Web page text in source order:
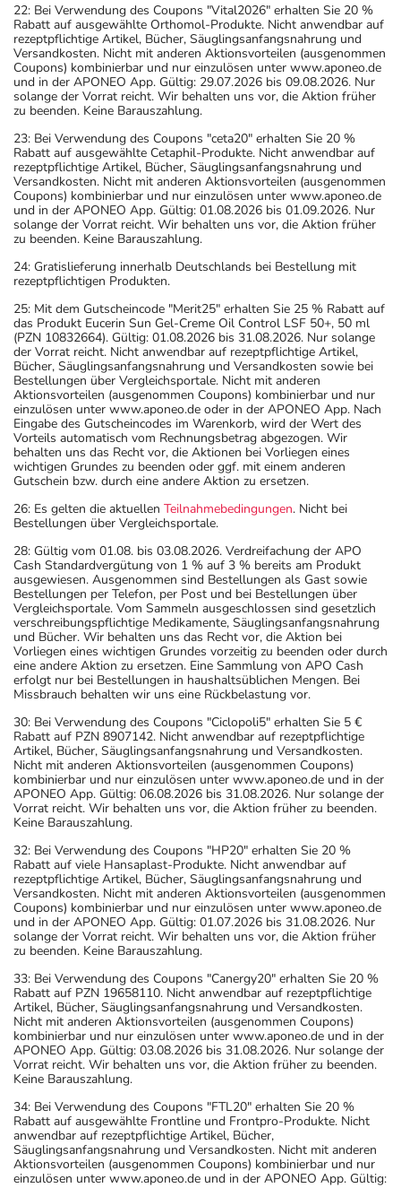
22: Bei Verwendung des Coupons "Vital2026" erhalten Sie 20 %
Rabatt auf ausgewählte Orthomol-Produkte. Nicht anwendbar auf
rezeptpflichtige Artikel, Bücher, Säuglingsanfangsnahrung und
Versandkosten. Nicht mit anderen Aktionsvorteilen (ausgenommen
Coupons) kombinierbar und nur einzulösen unter www.aponeo.de
und in der APONEO App. Gültig: 29.07.2026 bis 09.08.2026. Nur
solange der Vorrat reicht. Wir behalten uns vor, die Aktion früher
zu beenden. Keine Barauszahlung.
23: Bei Verwendung des Coupons "ceta20" erhalten Sie 20 %
Rabatt auf ausgewählte Cetaphil-Produkte. Nicht anwendbar auf
rezeptpflichtige Artikel, Bücher, Säuglingsanfangsnahrung und
Versandkosten. Nicht mit anderen Aktionsvorteilen (ausgenommen
Coupons) kombinierbar und nur einzulösen unter www.aponeo.de
und in der APONEO App. Gültig: 01.08.2026 bis 01.09.2026. Nur
solange der Vorrat reicht. Wir behalten uns vor, die Aktion früher
zu beenden. Keine Barauszahlung.
24: Gratislieferung innerhalb Deutschlands bei Bestellung mit
rezeptpflichtigen Produkten.
25: Mit dem Gutscheincode "Merit25" erhalten Sie 25 % Rabatt auf
das Produkt Eucerin Sun Gel-Creme Oil Control LSF 50+, 50 ml
(PZN 10832664). Gültig: 01.08.2026 bis 31.08.2026. Nur solange
der Vorrat reicht. Nicht anwendbar auf rezeptpflichtige Artikel,
Bücher, Säuglingsanfangsnahrung und Versandkosten sowie bei
Bestellungen über Vergleichsportale. Nicht mit anderen
Aktionsvorteilen (ausgenommen Coupons) kombinierbar und nur
einzulösen unter www.aponeo.de oder in der APONEO App. Nach
Eingabe des Gutscheincodes im Warenkorb, wird der Wert des
Vorteils automatisch vom Rechnungsbetrag abgezogen. Wir
behalten uns das Recht vor, die Aktionen bei Vorliegen eines
wichtigen Grundes zu beenden oder ggf. mit einem anderen
Gutschein bzw. durch eine andere Aktion zu ersetzen.
26: Es gelten die aktuellen Teilnahmebedingungen. Nicht bei
Bestellungen über Vergleichsportale.
28: Gültig vom 01.08. bis 03.08.2026. Verdreifachung der APO
Cash Standardvergütung von 1 % auf 3 % bereits am Produkt
ausgewiesen. Ausgenommen sind Bestellungen als Gast sowie
Bestellungen per Telefon, per Post und bei Bestellungen über
Vergleichsportale. Vom Sammeln ausgeschlossen sind gesetzlich
verschreibungspflichtige Medikamente, Säuglingsanfangsnahrung
und Bücher. Wir behalten uns das Recht vor, die Aktion bei
Vorliegen eines wichtigen Grundes vorzeitig zu beenden oder durch
eine andere Aktion zu ersetzen. Eine Sammlung von APO Cash
erfolgt nur bei Bestellungen in haushaltsüblichen Mengen. Bei
Missbrauch behalten wir uns eine Rückbelastung vor.
30: Bei Verwendung des Coupons "Ciclopoli5" erhalten Sie 5 €
Rabatt auf PZN 8907142. Nicht anwendbar auf rezeptpflichtige
Artikel, Bücher, Säuglingsanfangsnahrung und Versandkosten.
Nicht mit anderen Aktionsvorteilen (ausgenommen Coupons)
kombinierbar und nur einzulösen unter www.aponeo.de und in der
APONEO App. Gültig: 06.08.2026 bis 31.08.2026. Nur solange der
Vorrat reicht. Wir behalten uns vor, die Aktion früher zu beenden.
Keine Barauszahlung.
32: Bei Verwendung des Coupons "HP20" erhalten Sie 20 %
Rabatt auf viele Hansaplast-Produkte. Nicht anwendbar auf
rezeptpflichtige Artikel, Bücher, Säuglingsanfangsnahrung und
Versandkosten. Nicht mit anderen Aktionsvorteilen (ausgenommen
Coupons) kombinierbar und nur einzulösen unter www.aponeo.de
und in der APONEO App. Gültig: 01.07.2026 bis 31.08.2026. Nur
solange der Vorrat reicht. Wir behalten uns vor, die Aktion früher
zu beenden. Keine Barauszahlung.
33: Bei Verwendung des Coupons "Canergy20" erhalten Sie 20 %
Rabatt auf PZN 19658110. Nicht anwendbar auf rezeptpflichtige
Artikel, Bücher, Säuglingsanfangsnahrung und Versandkosten.
Nicht mit anderen Aktionsvorteilen (ausgenommen Coupons)
kombinierbar und nur einzulösen unter www.aponeo.de und in der
APONEO App. Gültig: 03.08.2026 bis 31.08.2026. Nur solange der
Vorrat reicht. Wir behalten uns vor, die Aktion früher zu beenden.
Keine Barauszahlung.
34: Bei Verwendung des Coupons "FTL20" erhalten Sie 20 %
Rabatt auf ausgewählte Frontline und Frontpro-Produkte. Nicht
anwendbar auf rezeptpflichtige Artikel, Bücher,
Säuglingsanfangsnahrung und Versandkosten. Nicht mit anderen
Aktionsvorteilen (ausgenommen Coupons) kombinierbar und nur
einzulösen unter www.aponeo.de und in der APONEO App. Gültig: